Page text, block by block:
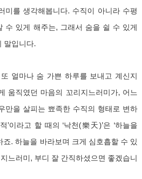
미를 생각해봅니다. 수직이 아니라 수평
수 있게 해주는, 그래서 숨을 쉴 수 있게
말입니다.
얼마나 숨 가쁜 하루를 보내고 계신지
움직였던 마음의 꼬리지느러미가, 어느
만을 살피는 뾰족한 수직의 형태로 변하
’이라고 할 때의 ‘낙천(樂天)’은 ‘하늘을
죠. 하늘을 바라보며 크게 심호흡할 수 있
느러미, 부디 잘 간직하셨으면 좋겠습니